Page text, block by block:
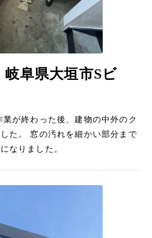
〜19：00(年中無休！迅速に対応！）]
お問い合わせ
岐阜県大垣市Sビ
が終わった後、建物の中外のク
た。 窓の汚れを細かい部分まで
なりました。